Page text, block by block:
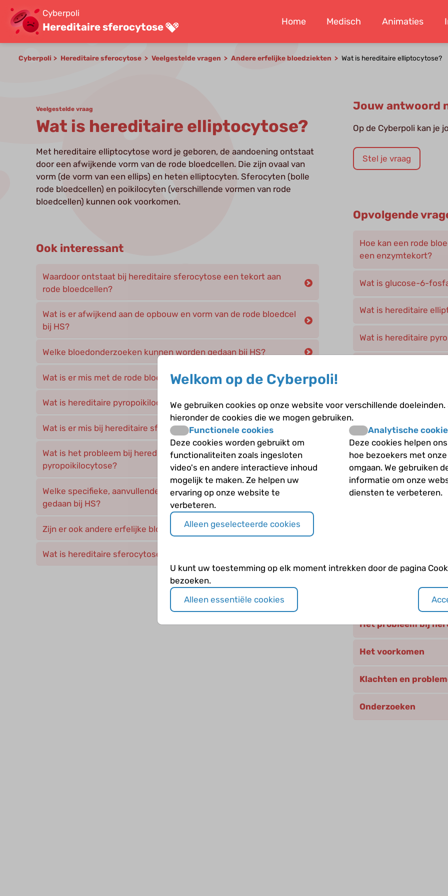
Cyberpoli
Hereditaire sferocytose Home Medisch Animaties
Cyberpoli Hereditaire sferocytose Veelgestelde vragen Andere erfelijke bloedziekten Wat is hereditaire elliptocytose?
Veelgestelde vraag
Wat is hereditaire elliptocytose?
Met hereditaire elliptocytose word je geboren, de aandoening ontstaat
door een afwijkende vorm van de rode bloedcellen. Die zijn ovaal van
vorm (de vorm van een ellips) en heten elliptocyten. Sferocyten (bolle
rode bloedcellen) en poikilocyten (verschillende vormen van rode
bloedcellen) kunnen ook voorkomen.
Ook interessant
Waardoor ontstaat bij hereditaire sferocytose een tekort aan
rode bloedcellen?
Wat is er afwijkend aan de opbouw en vorm van de rode bloedcel
bij HS?
Welke bloedonderzoeken kunnen worden gedaan bij HS?
Wat is er mis met de rode bloedcel bij hereditaire sferocytose?
Wat is hereditaire pyropoikilocytose?
Wat is er mis bij hereditaire sferocytose?
Wat is het probleem bij hereditaire elliptocytose en hereditaire
pyropoikilocytose?
Welke specifieke, aanvullende bloedtesten kunnen worden
gedaan bij HS?
Zijn er ook andere erfelijke bloedaandoeningen?
Wat is hereditaire sferocytose?
Jouw antwoord
Op de Cyberpoli kan je
Stel je vraag
Opvolgende
Hoe kan een rode
een enzymtekort?
Wat is glucose-6-
Wat is hereditaire
Wat is hereditaire
Wat is
Zijn er ook andere
Andere
De normale rode
Hereditaire
Het probleem bij
Het voorkomen
Klachten en
Onderzoeken
Welkom op de Cyberpoli!
We gebruiken cookies op onze website voor verschillende
hieronder de cookies die we mogen gebruiken.
Functionele cookies
Deze cookies worden gebruikt om
functionaliteiten zoals ingesloten
video's en andere interactieve inhoud
mogelijk te maken. Ze helpen uw
ervaring op onze website te
verbeteren.
Analytische
Deze cookies helpen
hoe bezoekers met
omgaan. We gebruiken
informatie om onze
diensten te verbeteren.
Alleen geselecteerde cookies
U kunt uw toestemming op elk moment intrekken door de pagina
bezoeken.
Alleen essentiële cookies